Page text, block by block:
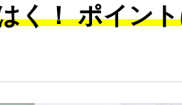
く！ ポイン